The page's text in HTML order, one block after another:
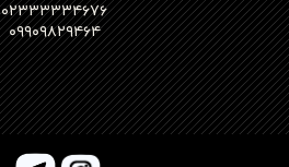
۰۲۳۳۳۳۳۴۶۷۶
۰۹۹۰۹۸۲۹۴۶۴